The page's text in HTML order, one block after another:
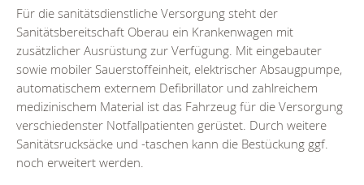
Für die sanitätsdienstliche Versorgung steht der
Sanitätsbereitschaft Oberau ein Krankenwagen mit
zusätzlicher Ausrüstung zur Verfügung. Mit eingebauter
sowie mobiler Sauerstoffeinheit, elektrischer Absaugpumpe,
automatischem externem Defibrillator und zahlreichem
medizinischem Material ist das Fahrzeug für die Versorgung
verschiedenster Notfallpatienten gerüstet. Durch weitere
Sanitätsrucksäcke und -taschen kann die Bestückung ggf.
noch erweitert werden.